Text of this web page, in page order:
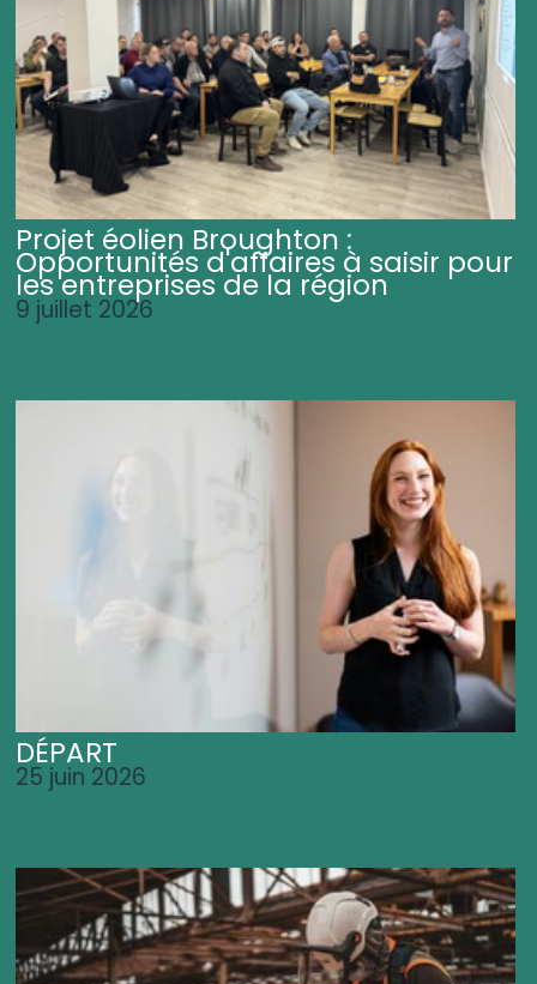
Projet éolien Broughton :
Opportunités d'affaires à saisir pour
les entreprises de la région
9 juillet 2026
DÉPART
25 juin 2026